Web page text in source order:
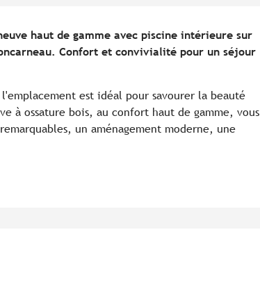
haut de gamme avec piscine intérieure sur
Confort et convivialité pour un séjour
est idéal pour savourer la beauté
à ossature bois, au confort haut de gamme, vous
un aménagement moderne, une